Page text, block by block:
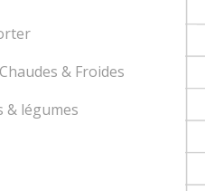
& Froides
légumes